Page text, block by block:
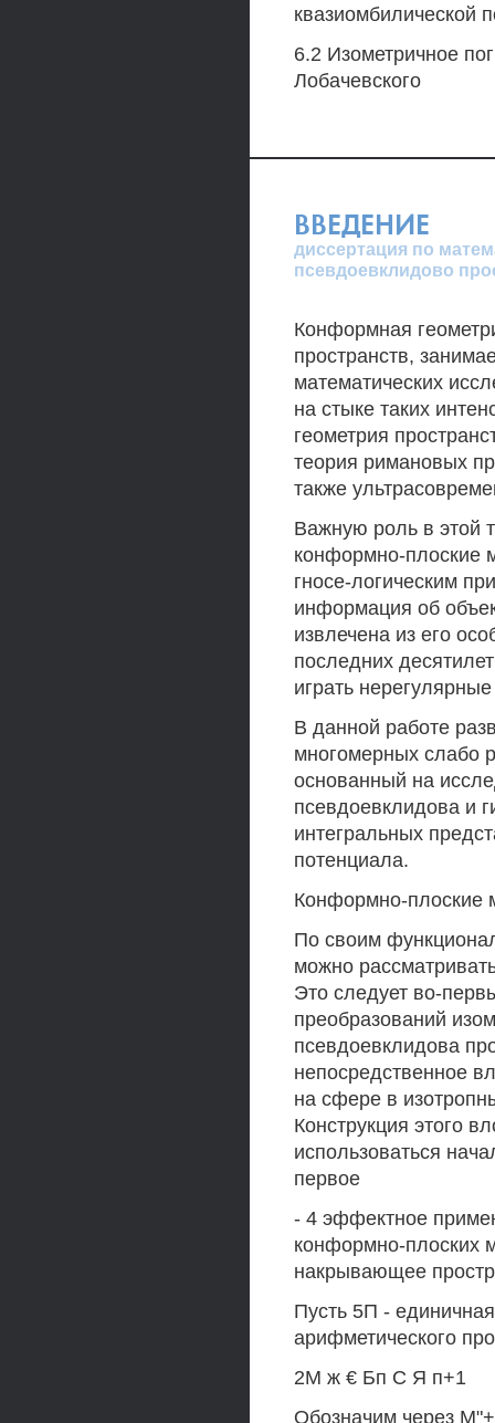
квазиомбилической
6.2 Изометричное
Лобачевского
ВВЕДЕНИЕ
диссертация по
псевдоевклидово
Конформная
пространств,
математических
на стыке таких
геометрия
теория римановых
также
Важную роль в этой
конформно-плоские
гносе-логическим
информация об
извлечена из его
последних
играть
В данной работе
многомерных слабо
основанный на
псевдоевклидова и
интегральных
потенциала.
Конформно-плоские
По своим
можно
Это следует во-
преобразований
псевдоевклидова
непосредственное
на сфере в
Конструкция этого
использоваться
первое
- 4 эффектное
конформно-плоских
накрывающее
Пусть 5П -
арифметического
2М ж € Бп С Я п+1
Обозначим через